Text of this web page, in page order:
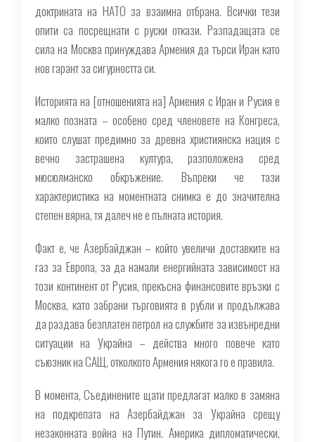
доктрината на НАТО за взаимна отбрана. Всички тези
опити са посрещнати с руски откази. Разпадащата се
сила на Москва принуждава Армения да търси Иран като
нов гарант за сигурността си.
Историята на [отношенията на] Армения с Иран и Русия е
малко позната – особено сред членовете на Конгреса,
които слушат предимно за древна християнска нация с
вечно застрашена култура, разположена сред
мюсюлманско обкръжение. Въпреки че тази
характеристика на моментната снимка е до значителна
степен вярна, тя далеч не е пълната история.
Факт е, че Азербайджан – който увеличи доставките на
газ за Европа, за да намали енергийната зависимост на
този континент от Русия, прекъсна финансовите връзки с
Москва, като забрани търговията в рубли и продължава
да раздава безплатен петрол на службите за извънредни
ситуации на Украйна – действа много повече като
съюзник на САЩ, отколкото Армения някога го е правила.
В момента, Съединените щати предлагат малко в замяна
на подкрепата на Азербайджан за Украйна срещу
незаконната война на Путин. Америка дипломатически,